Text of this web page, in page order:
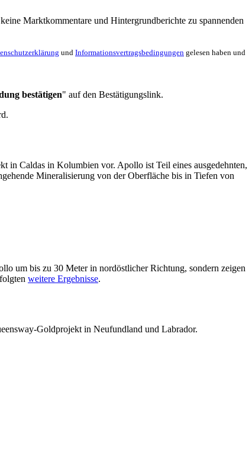
Marktkommentare und Hintergrundberichte zu spannenden
und Informationsvertragsbedingungen gelesen haben und
bestätigen" auf den Bestätigungslink.
in Caldas in Kolumbien vor. Apollo ist Teil eines ausgedehnten,
Mineralisierung von der Oberfläche bis in Tiefen von
um bis zu 30 Meter in nordöstlicher Richtung, sondern zeigen
weitere Ergebnisse.
Goldprojekt in Neufundland und Labrador.